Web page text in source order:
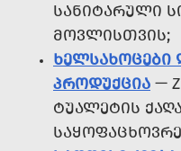
ᲡᲐᲜᲘᲢᲐᲠᲣᲚᲘ
ᲛᲝᲕᲚᲘᲡᲗᲕᲘᲡ;
ᲮᲔᲚᲡᲐᲮᲝᲪᲔᲑᲘ
ᲞᲠᲝᲓᲣᲥᲪᲘᲐ —
ᲢᲣᲐᲚᲔᲢᲘᲡ